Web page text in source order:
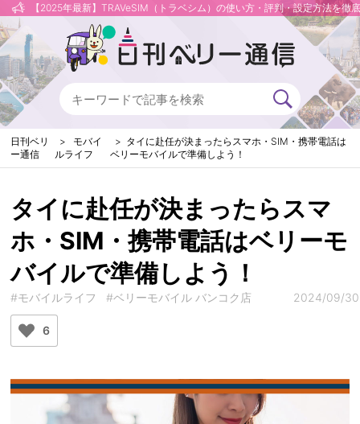
【2025年最新】TRAVeSIM（トラベシム）の使い方・評判・設定方法を徹
日刊ベリ
ー通信
モバイ
ルライフ
タイに赴任が決まったらスマホ・SIM・携帯電話は
ベリーモバイルで準備しよう！
タイに赴任が決まったらスマ
ホ・SIM・携帯電話はベリーモ
バイルで準備しよう！
#モバイルライフ #ベリーモバイル バンコク店 2024/09/30
6